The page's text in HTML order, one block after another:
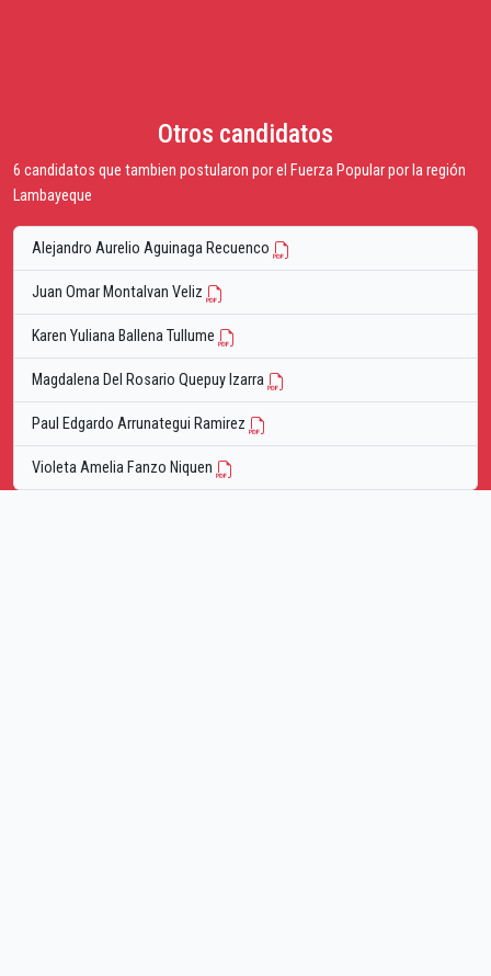
Otros candidatos
6 candidatos que tambien postularon por el Fuerza Popular por la región
Lambayeque
Alejandro Aurelio Aguinaga Recuenco
Juan Omar Montalvan Veliz
Karen Yuliana Ballena Tullume
Magdalena Del Rosario Quepuy Izarra
Paul Edgardo Arrunategui Ramirez
Violeta Amelia Fanzo Niquen